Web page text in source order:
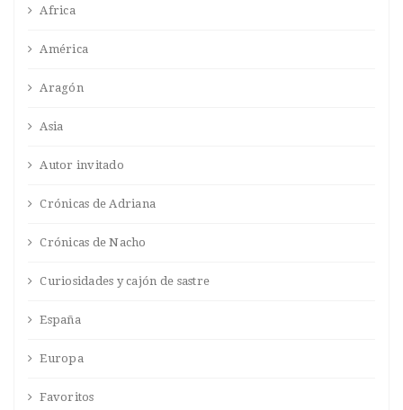
Africa
América
Aragón
Asia
Autor invitado
Crónicas de Adriana
Crónicas de Nacho
Curiosidades y cajón de sastre
España
Europa
Favoritos